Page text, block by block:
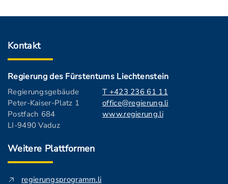
Kontakt
Regierung des Fürstentums Liechtenstein
Regierungsgebäude
Peter-Kaiser-Platz 1
Postfach 684
LI-9490 Vaduz
T +423 236 61 11
office@regierung.li
www.regierung.li
Weitere Plattformen
regierungsprogramm.li